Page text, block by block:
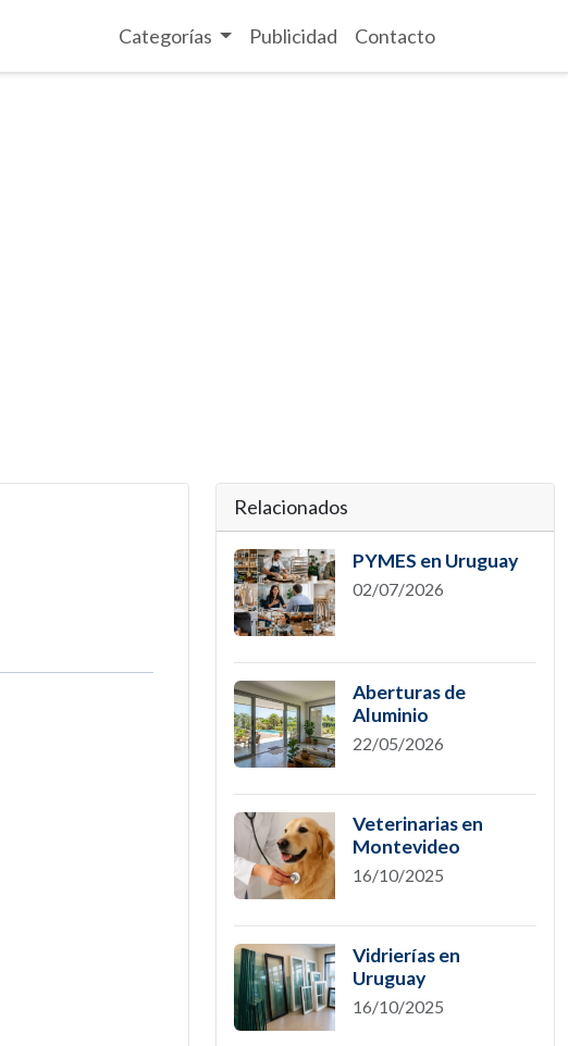
Categorías Publicidad Contacto
Relacionados
PYMES en Uruguay
02/07/2026
Aberturas de
Aluminio
22/05/2026
Veterinarias en
Montevideo
16/10/2025
Vidrierías en
Uruguay
16/10/2025